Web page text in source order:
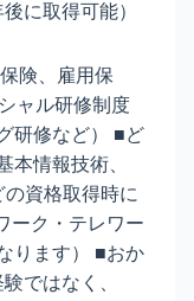
に取得可能）
険、雇用保
ャル研修制度
研修など） ■ど
本情報技術、
資格取得時に
ーク・テレワー
ります） ■おか
ではなく、